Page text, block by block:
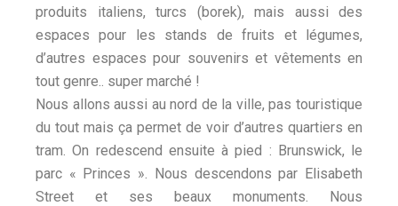
produits italiens, turcs (borek), mais aussi des
espaces pour les stands de fruits et légumes,
d’autres espaces pour souvenirs et vêtements en
tout genre.. super marché !
Nous allons aussi au nord de la ville, pas touristique
du tout mais ça permet de voir d’autres quartiers en
tram. On redescend ensuite à pied : Brunswick, le
parc « Princes ». Nous descendons par Elisabeth
Street et ses beaux monuments. Nous